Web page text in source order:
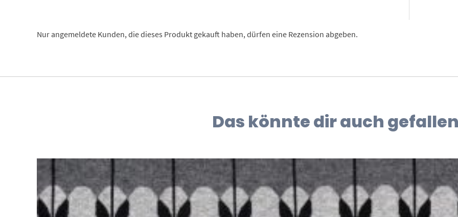
Nur angemeldete Kunden, die dieses Produkt gekauft haben, dürfen eine Rezension abgeben.
Das könnte dir auch